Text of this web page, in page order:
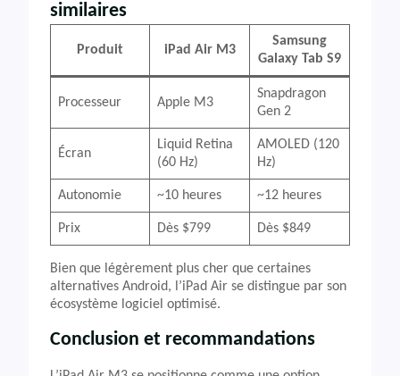
similaires
Produit iPad Air M3
Samsung
Galaxy Tab S9
Processeur Apple M3
Snapdragon
Gen 2
Écran
Liquid Retina
(60 Hz)
AMOLED (120
Hz)
Autonomie ~10 heures ~12 heures
Prix Dès $799 Dès $849
Bien que légèrement plus cher que certaines
alternatives Android, l’iPad Air se distingue par son
écosystème logiciel optimisé.
Conclusion et recommandations